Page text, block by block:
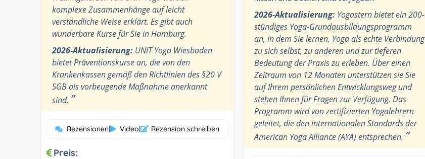
komplexe Zusammenhänge auf leicht
verständliche Weise erklärt. Es gibt auch
wunderbare Kurse für Sie in Hamburg.
2026-Aktualisierung: UNIT Yoga Wiesbaden
bietet Präventionskurse an, die von den
Krankenkassen gemäß den Richtlinien des §20 V
SGB als vorbeugende Maßnahme anerkannt
sind. ”
Rezensionen| Video| Rezension schreiben
Preis:
2026-Aktualisierung:Yogastern bietet ein 200-
stündiges Yoga-Grundausbildungsprogramm
an, in dem Sie lernen, Yoga als echte Verbindung
zu sich selbst, zu anderen und zur tieferen
Bedeutung der Praxis zu erleben. Über einen
Zeitraum von 12 Monaten unterstützen sie Sie
auf Ihrem persönlichen Entwicklungsweg und
stehen Ihnen für Fragen zur Verfügung. Das
Programm wird von zertifizierten Yogalehrern
geleitet, die den internationalen Standards der
American Yoga Alliance (AYA) entsprechen. ”